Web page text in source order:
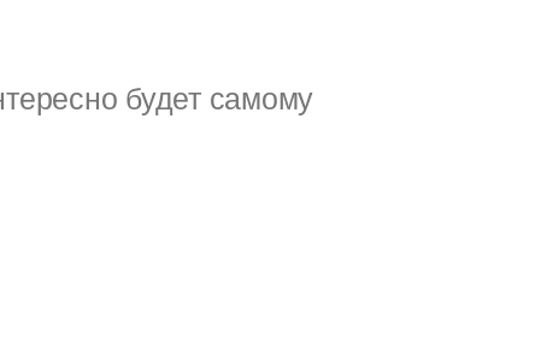
будет самому